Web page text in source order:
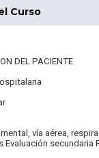
Curso
DEL PACIENTE
vía aérea,
Evaluación secundaria